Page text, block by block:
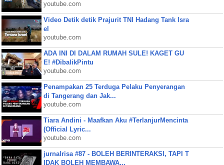
youtube.com
Video Detik detik Prajurit TNI Hadang Tank Isra
el
youtube.com
ADA INI DI DALAM RUMAH SULE! KAGET GU
E! #DibalikPintu
youtube.com
Penampakan 25 Terduga Pelaku Penyerangan
di Tangerang dan Jak...
youtube.com
Tiara Andini - Maafkan Aku #TerlanjurMencinta
(Official Lyric...
youtube.com
jurnalrisa #87 - BOLEH BERINTERAKSI, TAPI T
IDAK BOLEH MEMBAWA...